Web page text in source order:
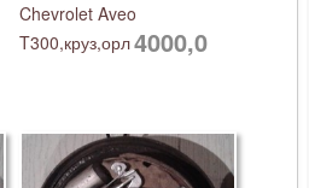
Chevrolet Aveo
T300,круз,орл4000,0